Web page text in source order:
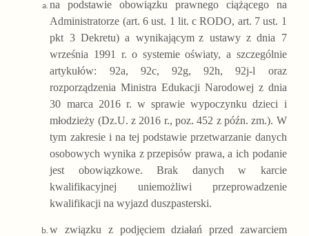
na podstawie obowiązku prawnego ciążącego na
Administratorze (art. 6 ust. 1 lit. c RODO, art. 7 ust. 1
pkt 3 Dekretu) a wynikającym z ustawy z dnia 7
września 1991 r. o systemie oświaty, a szczególnie
artykułów: 92a, 92c, 92g, 92h, 92j-l oraz
rozporządzenia Ministra Edukacji Narodowej z dnia
30 marca 2016 r. w sprawie wypoczynku dzieci i
młodzieży (Dz.U. z 2016 r., poz. 452 z późn. zm.). W
tym zakresie i na tej podstawie przetwarzanie danych
osobowych wynika z przepisów prawa, a ich podanie
jest obowiązkowe. Brak danych w karcie
kwalifikacyjnej uniemożliwi przeprowadzenie
kwalifikacji na wyjazd duszpasterski.
w związku z podjęciem działań przed zawarciem